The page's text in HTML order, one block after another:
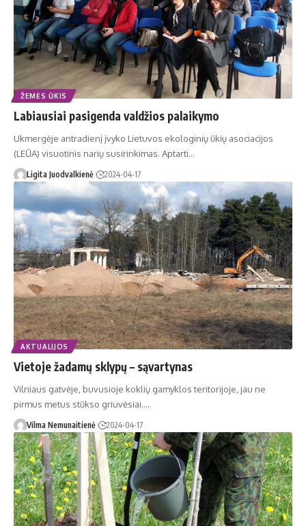
ŽEMĖS ŪKIS
Labiausiai pasigenda valdžios palaikymo
Ukmergėje antradienį įvyko Lietuvos ekologinių ūkių asociacijos
(LEŪA) visuotinis narių susirinkimas. Aptarti…
Ligita Juodvalkienė 2024-04-17
AKTUALIJOS
Vietoje žadamų sklypų – sąvartynas
Vilniaus gatvėje, buvusioje koklių gamyklos teritorijoje, jau ne
pirmus metus stūkso griuvėsiai.…
Vilma Nemunaitienė 2024-04-17